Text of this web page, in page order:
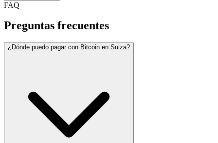
FAQ
Preguntas frecuentes
¿Dónde puedo pagar con Bitcoin en Suiza?